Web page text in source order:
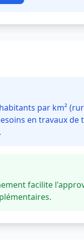
par km²
en travaux de
facilite